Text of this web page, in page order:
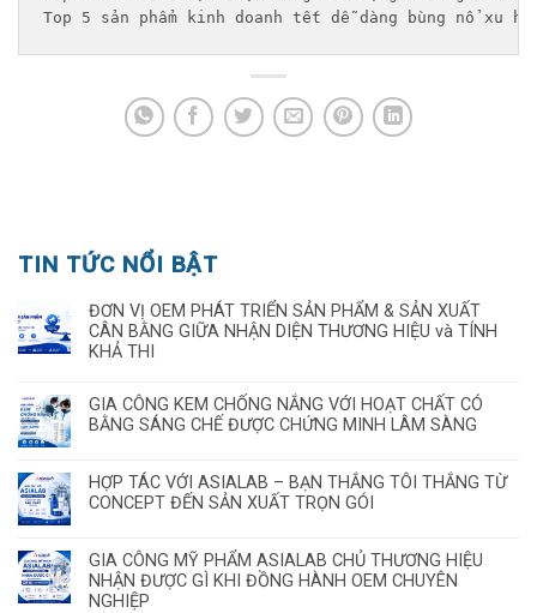
Top 5 sản phẩm kinh doanh tết dễ dàng bùng nổ xu
TIN TỨC NỔI BẬT
ĐƠN VỊ OEM PHÁT TRIỂN SẢN PHẨM & SẢN XUẤT
CÂN BẰNG GIỮA NHẬN DIỆN THƯƠNG HIỆU và TÍNH
KHẢ THI
GIA CÔNG KEM CHỐNG NẮNG VỚI HOẠT CHẤT CÓ
BẰNG SÁNG CHẾ ĐƯỢC CHỨNG MINH LÂM SÀNG
HỢP TÁC VỚI ASIALAB – BẠN THẮNG TÔI THẮNG TỪ
CONCEPT ĐẾN SẢN XUẤT TRỌN GÓI
GIA CÔNG MỸ PHẨM ASIALAB CHỦ THƯƠNG HIỆU
NHẬN ĐƯỢC GÌ KHI ĐỒNG HÀNH OEM CHUYÊN
NGHIỆP